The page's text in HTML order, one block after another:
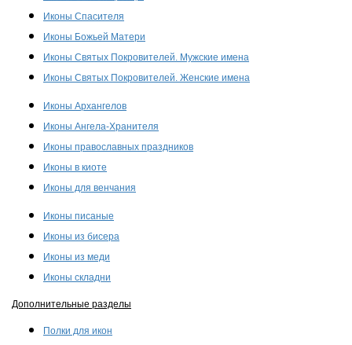
Иконы Спасителя
Иконы Божьей Матери
Иконы Святых Покровителей. Мужские имена
Иконы Святых Покровителей. Женские имена
Иконы Архангелов
Иконы Ангела-Хранителя
Иконы православных праздников
Иконы в киоте
Иконы для венчания
Иконы писаные
Иконы из бисера
Иконы из меди
Иконы складни
Дополнительные разделы
Полки для икон